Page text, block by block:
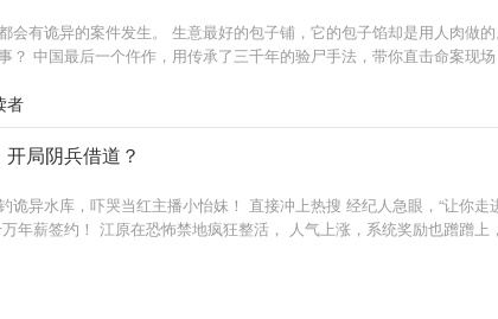
会有诡异的案件发生。 生意最好的包子铺，它的包子馅却是用人肉
？ 中国最后一个仵作，用传承了三千年的验尸手法，带你直击命案现
者
局阴兵借道？
诡异水库，吓哭当红主播小怡妹！ 直接冲上热搜 经纪人急眼，“让你
年薪签约！ 江原在恐怖禁地疯狂整活， 人气上涨，系统奖励也蹭蹭上